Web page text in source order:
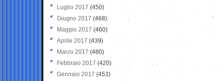
Luglio 2017 (450)
Giugno 2017 (468)
Maggio 2017 (460)
Aprile 2017 (439)
Marzo 2017 (480)
Febbraio 2017 (420)
Gennaio 2017 (453)